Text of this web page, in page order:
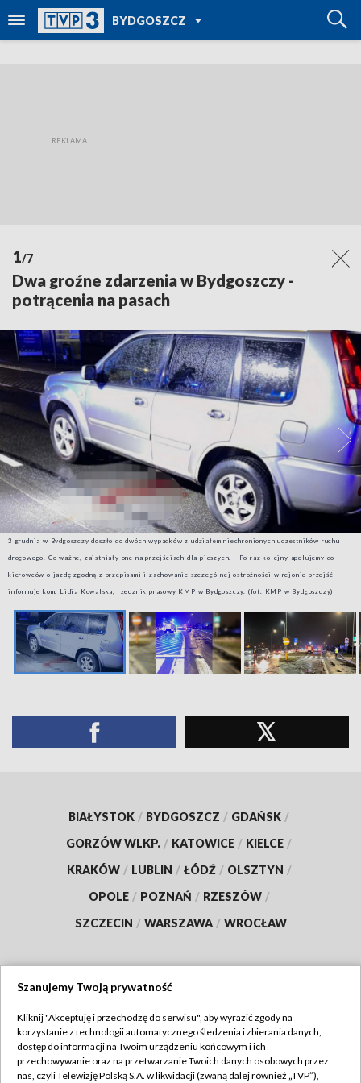
BYDGOSZCZ
TVP REGIONY
1/7
Dwa groźne zdarzenia w Bydgoszczy -
potrącenia na pasach
3 grudnia w Bydgoszczy doszło do dwóch wypadków z udziałem niechronionych uczestników ruchu
drogowego. Co ważne, zaistniały one na przejściach dla pieszych. - Po raz kolejny apelujemy do
kierowców o jazdę zgodną z przepisami i zachowanie szczególnej ostrożności w rejonie przejść -
informuje kom. Lidia Kowalska, rzecznik prasowy KMP w Bydgoszczy. (fot. KMP w Bydgoszczy)
BIAŁYSTOK / BYDGOSZCZ / GDAŃSK /
GORZÓW WLKP. / KATOWICE / KIELCE /
KRAKÓW / LUBLIN / ŁÓDŹ / OLSZTYN /
OPOLE / POZNAŃ / RZESZÓW /
SZCZECIN / WARSZAWA / WROCŁAW
TVP
Abonament TVP
Regulamin TVP
Szanujemy Twoją prywatność
Kliknij "Akceptuję i przechodzę do serwisu", aby wyrazić zgody na
korzystanie z technologii automatycznego śledzenia i zbierania danych,
dostęp do informacji na Twoim urządzeniu końcowym i ich
przechowywanie oraz na przetwarzanie Twoich danych osobowych przez
nas, czyli Telewizję Polską S.A. w likwidacji (zwaną dalej również „TVP”),